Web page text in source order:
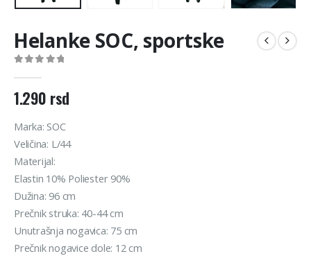
Helanke SOC, sportske
1.290 rsd
Marka: SOC
Veličina: L/44
Materijal:
Elastin 10% Poliester 90%
Dužina: 96 cm
Prečnik struka: 40-44 cm
Unutrašnja nogavica: 75 cm
Prečnik nogavice dole: 12 cm